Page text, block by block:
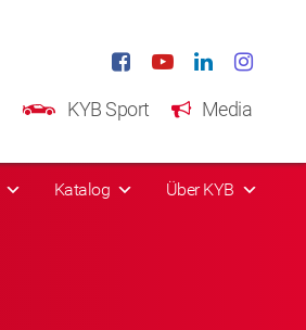
KYB Sport Media
Katalog Über KYB